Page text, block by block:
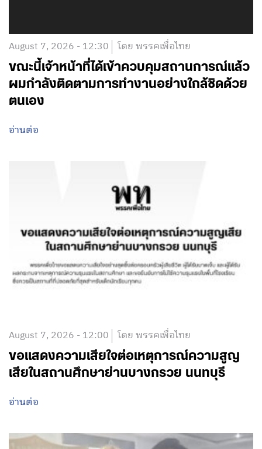
August 7, 2026 - 12:30 โดย พรรคเพื่อไทย
ขณะนี้เจ้าหน้าที่ได้เข้าควบคุมสถานการณ์แล้ว
ผมกำลังติดตามการทำงานอย่างใกล้ชิดด้วย
ตนเอง
อ่านต่อ
August 7, 2026 - 12:00 โดย พรรคเพื่อไทย
ขอแสดงความเสียใจต่อเหตุการณ์ความสูญ
เสียในสถานศึกษาย่านบางกรวย นนทบุรี
อ่านต่อ